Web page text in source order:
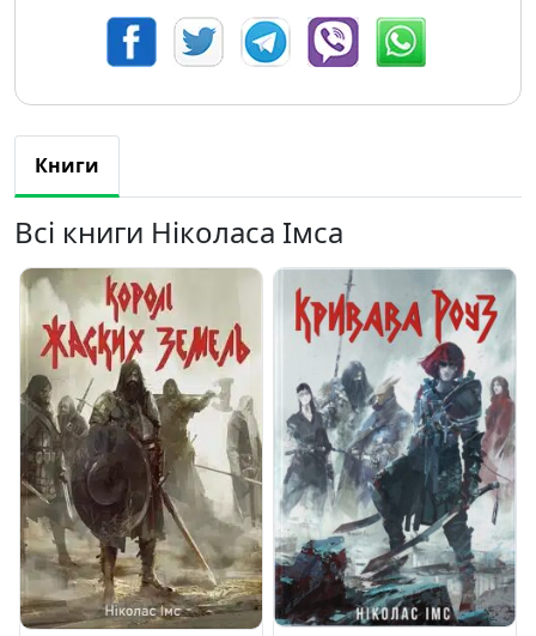
Книги
Всі книги Ніколаса Імса